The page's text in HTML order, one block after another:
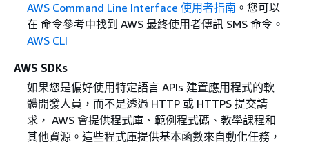
AWS Command Line Interface 使用者指南 。您可以
在 命令參考中找到 AWS 最終使用者傳訊 SMS 命令。
AWS CLI
AWS SDKs
如果您是偏好使用特定語言 APIs 建置應用程式的軟
體開發人員，而不是透過 HTTP 或 HTTPS 提交請
求， AWS 會提供程式庫、範例程式碼、教學課程和
其他資源。這些程式庫提供基本函數來自動化任務，